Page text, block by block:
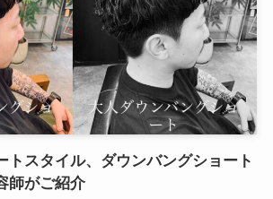
トスタイル、ダウンバングショート
師がご紹介